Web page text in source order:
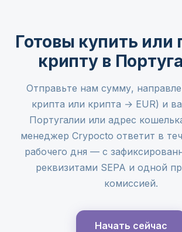
Готовы купить или
крипту в
Отправьте нам сумму,
крипта или крипта → EUR) и
Португалии или адрес
менеджер Crypocto ответит в
рабочего дня — с
реквизитами SEPA и одной
комиссией.
Начать сейчас